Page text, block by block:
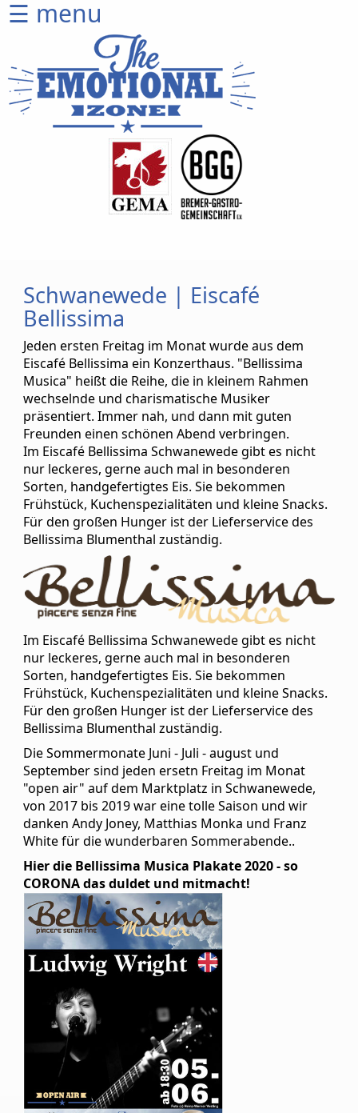
☰ menu
Home
CD
Shop
Ticketshop
sind
Produktion
Sprich
uns
an!
On
Tour
Partner
Warenkorb
RoofTop
Venues/Termine
Schwanewede | Eiscafé
Bellissima
Jeden ersten Freitag im Monat wurde aus dem
Eiscafé Bellissima ein Konzerthaus. "Bellissima
Musica" heißt die Reihe, die in kleinem Rahmen
wechselnde und charismatische Musiker
präsentiert. Immer nah, und dann mit guten
Freunden einen schönen Abend verbringen.
Im Eiscafé Bellissima Schwanewede gibt es nicht
nur leckeres, gerne auch mal in besonderen
Sorten, handgefertigtes Eis. Sie bekommen
Frühstück, Kuchenspezialitäten und kleine Snacks.
Für den großen Hunger ist der Lieferservice des
Bellissima Blumenthal zuständig.
Im Eiscafé Bellissima Schwanewede gibt es nicht
nur leckeres, gerne auch mal in besonderen
Sorten, handgefertigtes Eis. Sie bekommen
Frühstück, Kuchenspezialitäten und kleine Snacks.
Für den großen Hunger ist der Lieferservice des
Bellissima Blumenthal zuständig.
Die Sommermonate Juni - Juli - august und
September sind jeden ersetn Freitag im Monat
"open air" auf dem Marktplatz in Schwanewede,
von 2017 bis 2019 war eine tolle Saison und wir
danken Andy Joney, Matthias Monka und Franz
White für die wunderbaren Sommerabende..
Hier die Bellissima Musica Plakate 2020 - so
CORONA das duldet und mitmacht!